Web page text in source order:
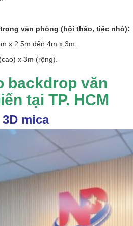
văn phòng (hội thảo, tiệc nhỏ):
x 2.5m đến 4m x 3m.
x 3m (rộng).
backdrop văn
tại TP. HCM
mica